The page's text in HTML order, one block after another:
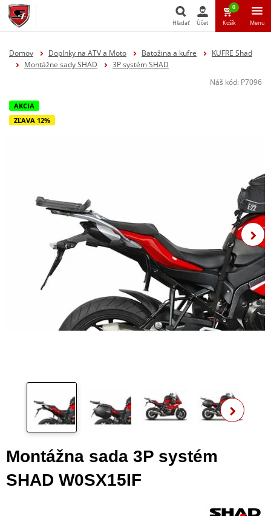
Hľadať
Hľadať Účet
0
Košík Menu
Domov Doplnky na ATV a Moto Batožina a kufre
KUFRE Shad
Montážne sady SHAD
3P systém SHAD
Náš kód: P7096
AKCIA
ZĽAVA 12%
Montážna sada 3P systém
SHAD W0SX15IF